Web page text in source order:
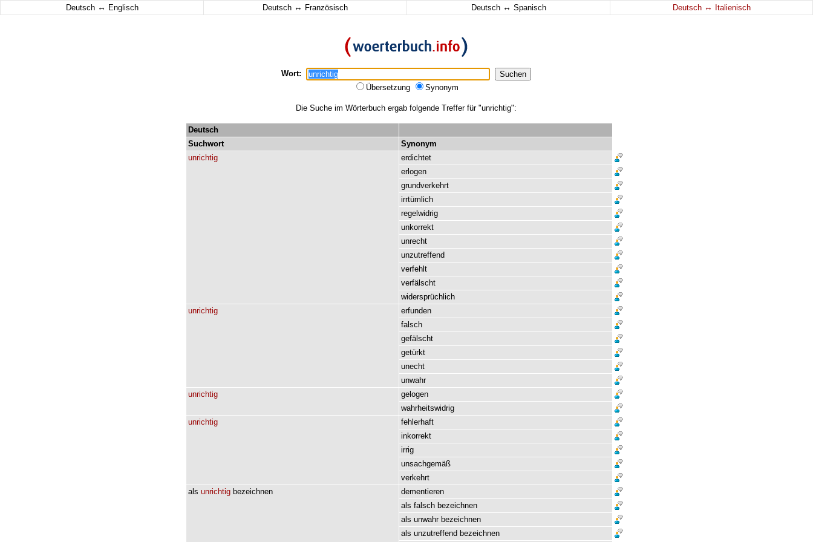
Deutsch ↔ Englisch Deutsch ↔ Französisch Deutsch ↔ Spanisch Deutsch ↔ Italienisch
Wort:
Übersetzung
Synonym
Die Suche im Wörterbuch ergab folgende Treffer für "unrichtig":
Deutsch
Suchwort
Synonym
unrichtig
erdichtet
erlogen
grundverkehrt
irrtümlich
regelwidrig
unkorrekt
unrecht
unzutreffend
verfehlt
verfälscht
widersprüchlich
unrichtig
erfunden
falsch
gefälscht
getürkt
unecht
unwahr
unrichtig
gelogen
wahrheitswidrig
unrichtig
fehlerhaft
inkorrekt
irrig
unsachgemäß
verkehrt
als unrichtig bezeichnen
dementieren
als falsch bezeichnen
als unwahr bezeichnen
als unzutreffend bezeichnen